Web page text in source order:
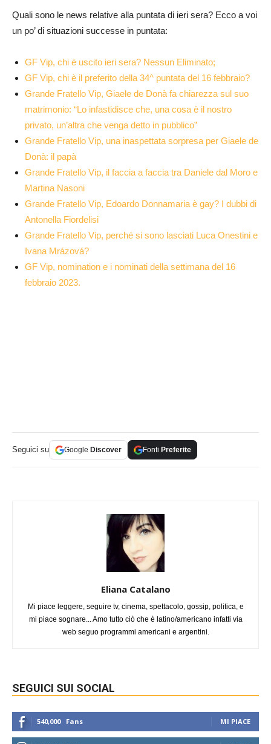
Quali sono le news relative alla puntata di ieri sera? Ecco a voi
un po’ di situazioni successe in puntata:
GF Vip, chi è uscito ieri sera? Nessun Eliminato;
GF Vip, chi è il preferito della 34^ puntata del 16 febbraio?
Grande Fratello Vip, Giaele de Donà fa chiarezza sul suo
matrimonio: “Lo infastidisce che, una cosa è il nostro
privato, un’altra che venga detto in pubblico”
Grande Fratello Vip, una inaspettata sorpresa per Giaele de
Donà: il papà
Grande Fratello Vip, il faccia a faccia tra Daniele dal Moro e
Martina Nasoni
Grande Fratello Vip, Edoardo Donnamaria è gay? I dubbi di
Antonella Fiordelisi
Grande Fratello Vip, perché si sono lasciati Luca Onestini e
Ivana Mrázová?
GF Vip, nomination e i nominati della settimana del 16
febbraio 2023.
Seguici su Google Discover Fonti Preferite
Eliana Catalano
Mi piace leggere, seguire tv, cinema, spettacolo, gossip, politica, e
mi piace sognare... Amo tutto ciò che è latino/americano infatti via
web seguo programmi americani e argentini.
SEGUICI SUI SOCIAL
540,000 Fans MI PIACE